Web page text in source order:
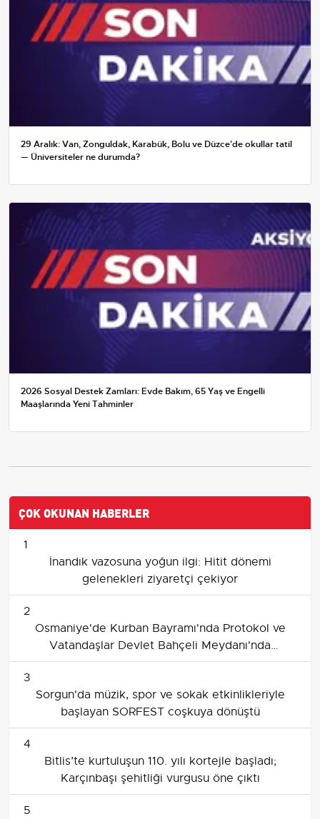
29 Aralık: Van, Zonguldak, Karabük, Bolu ve Düzce'de okullar tatil
— Üniversiteler ne durumda?
2026 Sosyal Destek Zamları: Evde Bakım, 65 Yaş ve Engelli
Maaşlarında Yeni Tahminler
ÇOK OKUNAN HABERLER
1
İnandık vazosuna yoğun ilgi: Hitit dönemi
gelenekleri ziyaretçi çekiyor
2
Osmaniye'de Kurban Bayramı'nda Protokol ve
Vatandaşlar Devlet Bahçeli Meydanı'nda
Bayramlaştı
3
Sorgun'da müzik, spor ve sokak etkinlikleriyle
başlayan SORFEST coşkuya dönüştü
4
Bitlis’te kurtuluşun 110. yılı kortejle başladı;
Karçınbaşı şehitliği vurgusu öne çıktı
5